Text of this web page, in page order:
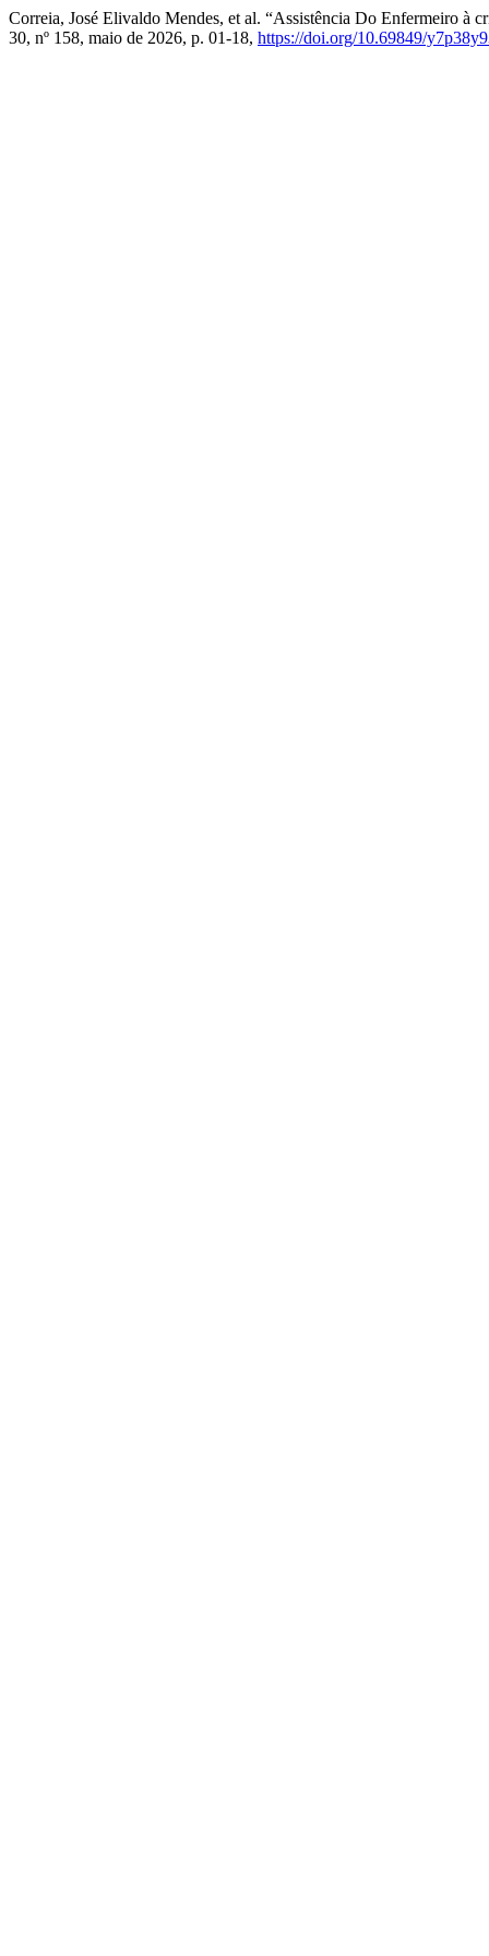
Correia, José Elivaldo Mendes, et al. “Assistência Do Enfermeiro à
30, nº 158, maio de 2026, p. 01-18, https://doi.org/10.69849/